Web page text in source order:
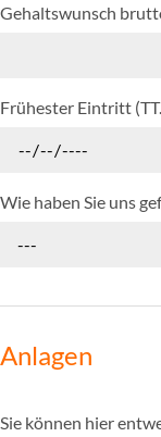
Gehaltswunsch
Frühester Eintritt
Wie haben Sie uns
---
Anlagen
Sie können hier